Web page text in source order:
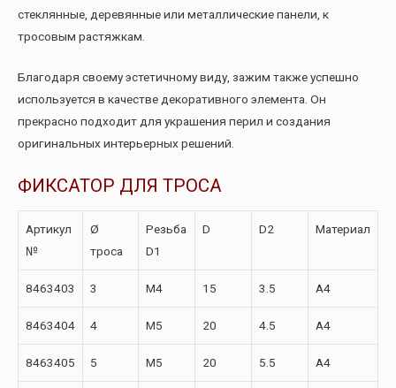
стеклянные, деревянные или металлические панели, к
тросовым растяжкам.
Благодаря своему эстетичному виду, зажим также успешно
используется в качестве декоративного элемента. Он
прекрасно подходит для украшения перил и создания
оригинальных интерьерных решений.
ФИКСАТОР ДЛЯ ТРОСА
Артикул
№
Ø
троса
Резьба
D1
D D2 Материал
8463403 3 M4 15 3.5 А4
8463404 4 M5 20 4.5 А4
8463405 5 M5 20 5.5 А4